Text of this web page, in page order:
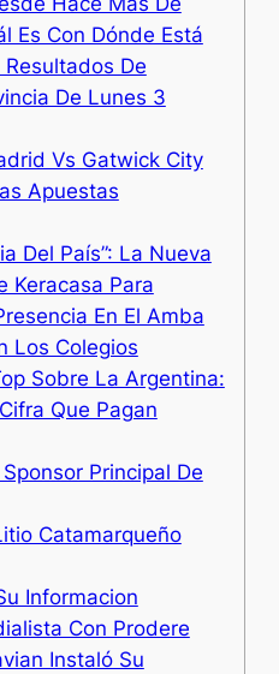
Es Con Dónde Está
De
De Lunes 3
Vs Gatwick City
Apuestas
Del País”: La Nueva
Keracasa Para
En El Amba
Los Colegios
Sobre La Argentina:
Que Pagan
Principal De
Catamarqueño
Informacion
Con Prodere
Instaló Su